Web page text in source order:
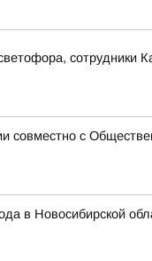
сотрудники
совместно с
в Новосибирской